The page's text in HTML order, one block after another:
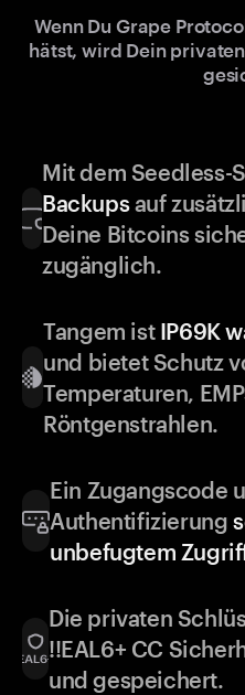
Wenn Du Grape
hätst, wird Dein
Mit dem Seedless-
Backupsauf
Deine Bitcoins
zugänglich.
Tangem ist IP69K
und bietet Schutz
Temperaturen,
Röntgenstrahlen.
Ein Zugangscode
Authentifizierung
unbefugtem
Die privaten
!!EAL6+ CC
und gespeichert.